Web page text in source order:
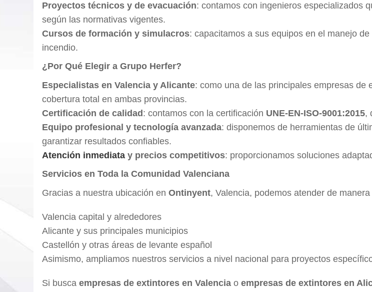
Proyectos técnicos y de evacuación: contamos con ingenieros especializados
según las normativas vigentes.
Cursos de formación y simulacros: capacitamos a sus equipos en el manejo
incendio.
¿Por Qué Elegir a Grupo Herfer?
Especialistas en Valencia y Alicante: como una de las principales empresas
cobertura total en ambas provincias.
Certificación de calidad : contamos con la certificación UNE-EN-ISO-9001:2015,
Equipo profesional y tecnología avanzada: disponemos de herramientas de
garantizar resultados confiables.
Atención inmediata y precios competitivos: proporcionamos soluciones
Servicios en Toda la Comunidad Valenciana
Gracias a nuestra ubicación en Ontinyent, Valencia, podemos atender de
Valencia capital y alrededores
Alicante y sus principales municipios
Castellón y otras áreas de levante español
Asimismo, ampliamos nuestros servicios a nivel nacional para proyectos
Si busca empresas de extintores en Valencia o empresas de extintores en